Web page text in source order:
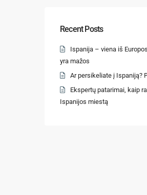
Recent Posts
Ispanija – viena iš
yra mažos
Ar persikeliate į Ispaniją?
Ekspertų patarimai, kaip
Ispanijos miestą